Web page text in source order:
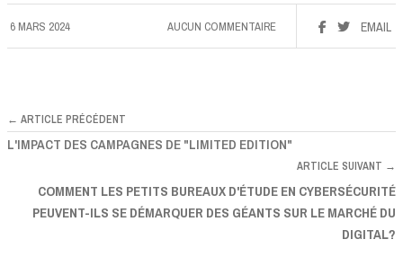
6 MARS 2024 EMAIL
AUCUN COMMENTAIRE
← ARTICLE PRÉCÉDENT
L'IMPACT DES CAMPAGNES DE "LIMITED EDITION"
ARTICLE SUIVANT →
COMMENT LES PETITS BUREAUX D'ÉTUDE EN CYBERSÉCURITÉ
PEUVENT-ILS SE DÉMARQUER DES GÉANTS SUR LE MARCHÉ DU
DIGITAL?